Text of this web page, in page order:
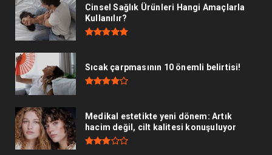
Cinsel Sağlık Ürünleri Hangi Amaçlarla
Kullanılır?
Sıcak çarpmasının 10 önemli belirtisi!
Medikal estetikte yeni dönem: Artık
hacim değil, cilt kalitesi konuşuluyor